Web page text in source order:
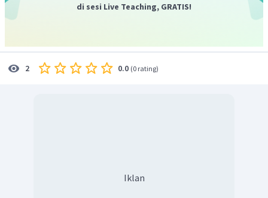
di sesi Live Teaching, GRATIS!
2 0.0 (0 rating)
Iklan